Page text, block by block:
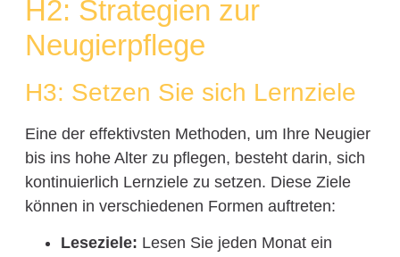
H2: Strategien zur
Neugierpflege
H3: Setzen Sie sich Lernziele
Eine der effektivsten Methoden, um Ihre Neugier
bis ins hohe Alter zu pflegen, besteht darin, sich
kontinuierlich Lernziele zu setzen. Diese Ziele
können in verschiedenen Formen auftreten:
Leseziele: Lesen Sie jeden Monat ein